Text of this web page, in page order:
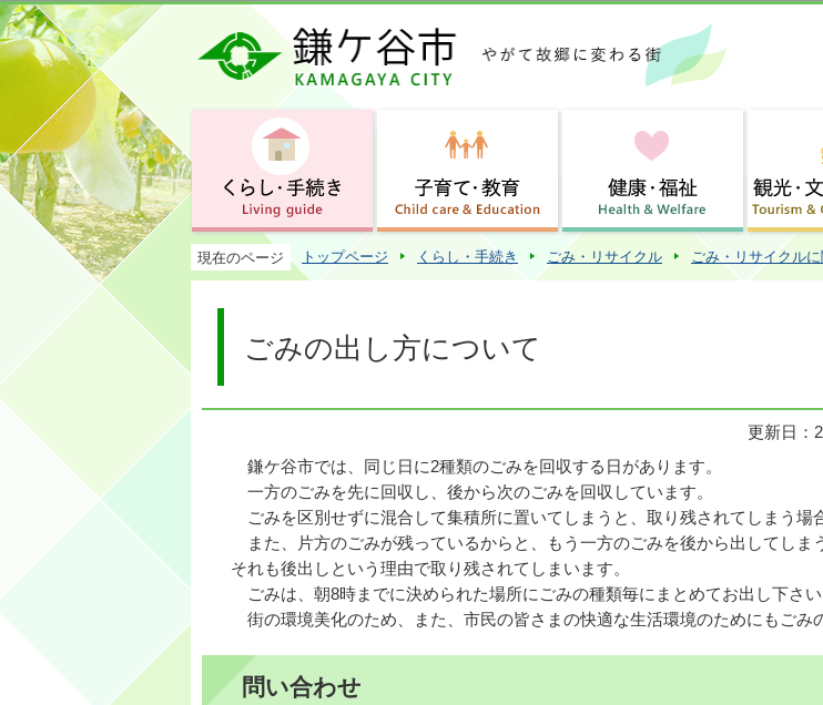
このページの本文へ
現在のページ トップページ くらし・手続き ごみ・リサイクル ごみ・リサイクル
ごみの出し方について
更新日：
鎌ケ谷市では、同じ日に2種類のごみを回収する日があります。
一方のごみを先に回収し、後から次のごみを回収しています。
ごみを区別せずに混合して集積所に置いてしまうと、取り残されてしまう場
また、片方のごみが残っているからと、もう一方のごみを後から出してしま
それも後出しという理由で取り残されてしまいます。
ごみは、朝8時までに決められた場所にごみの種類毎にまとめてお出し下さい
街の環境美化のため、また、市民の皆さまの快適な生活環境のためにもごみ
問い合わせ